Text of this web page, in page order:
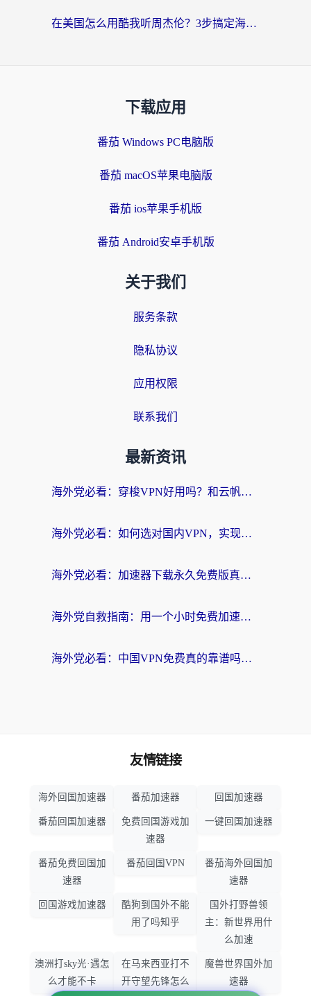
在美国怎么用酷我听周杰伦？3步搞定海外听歌难题
下载应用
番茄 Windows PC电脑版
番茄 macOS苹果电脑版
番茄 ios苹果手机版
番茄 Android安卓手机版
关于我们
服务条款
隐私协议
应用权限
联系我们
最新资讯
海外党必看：穿梭VPN好用吗？和云帆VPN对比哪个回国效果更好？附真实测评+避坑指南
海外党必看：如何选对国内VPN，实现无缝访问国内资源？
海外党必看：加速器下载永久免费版真的存在吗？教你无缝访问国内资源的正确姿势
海外党自救指南：用一个小时免费加速器，轻松打破国内资源访问壁垒？
海外党必看：中国VPN免费真的靠谱吗？手把手教你选对回国加速器
友情链接
海外回国加速器 番茄加速器 回国加速器
番茄回国加速器
免费回国游戏加
速器
一键回国加速器
番茄免费回国加
速器
番茄回国VPN
番茄海外回国加
速器
回国游戏加速器
酷狗到国外不能
用了吗知乎
国外打野兽领
主：新世界用什
么加速
澳洲打sky光·遇怎
么才能不卡
在马来西亚打不
开守望先锋怎么
魔兽世界国外加
速器